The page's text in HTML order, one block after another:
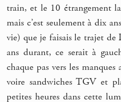
train, et le 10 étrangement
mais c’est seulement à dix
vie) que je faisais le trajet de
ans durant, ce serait à
chaque pas vers les
voire sandwiches TGV et
petites heures dans cette